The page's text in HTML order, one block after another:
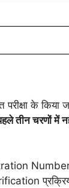
परीक्षा के किया
तीन चरणों में